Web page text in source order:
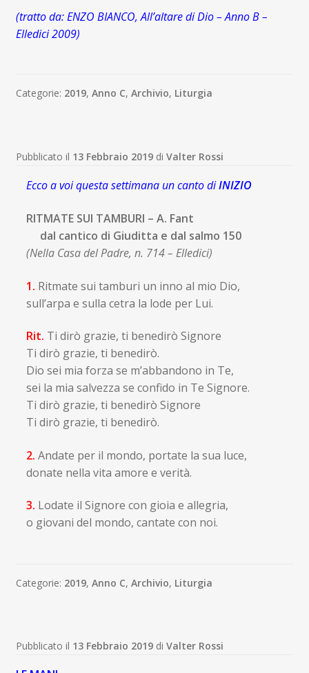
(tratto da: ENZO BIANCO, All’altare di Dio – Anno B –
Elledici 2009)
Categorie: 2019, Anno C, Archivio, Liturgia
Pubblicato il 13 Febbraio 2019 di Valter Rossi
Ecco a voi questa settimana un canto diINIZIO
RITMATE SUI TAMBURI – A. Fant
dal cantico di Giuditta e dal salmo 150
(Nella Casa del Padre, n. 714 – Elledici)
1. Ritmate sui tamburi un inno al mio Dio,
sull’arpa e sulla cetra la lode per Lui.
Rit. Ti dirò grazie, ti benedirò Signore
Ti dirò grazie, ti benedirò.
Dio sei mia forza se m’abbandono in Te,
sei la mia salvezza se confido in Te Signore.
Ti dirò grazie, ti benedirò Signore
Ti dirò grazie, ti benedirò.
2. Andate per il mondo, portate la sua luce,
donate nella vita amore e verità.
3. Lodate il Signore con gioia e allegria,
o giovani del mondo, cantate con noi.
Categorie: 2019, Anno C, Archivio, Liturgia
Pubblicato il 13 Febbraio 2019 di Valter Rossi